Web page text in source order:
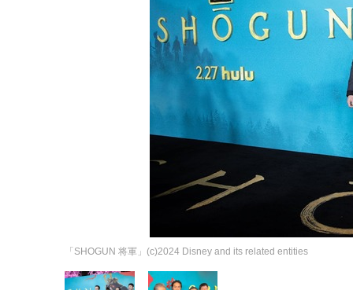
「SHOGUN 将軍」(c)2024 Disney and its related entities